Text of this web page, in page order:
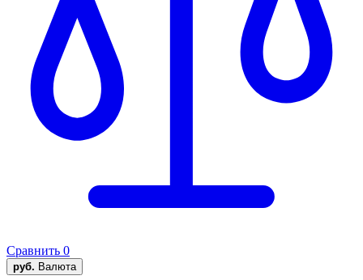
Сравнить 0
руб. Валюта